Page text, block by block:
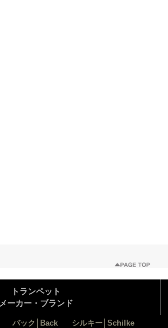
トランペット
メーカー・ブランド
バック│Back
シルキー│Schilke